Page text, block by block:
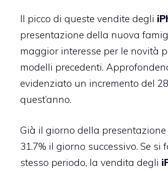
Il picco di queste vendite degli
presentazione della nuova
maggior interesse per le novità
modelli precedenti.
evidenziato un incremento del
quest’anno.
Già il giorno della presentazione
31.7% il giorno successivo. Se
stesso periodo, la vendita degli